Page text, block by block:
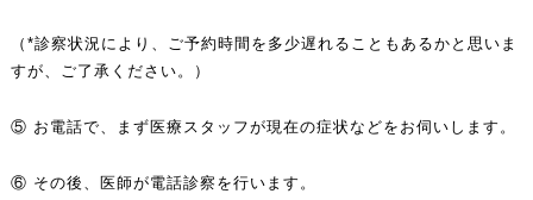
（*診察状況により、ご予約時間を多少遅れることもあるかと思いま
すが、ご了承ください。）
⑤ お電話で、まず医療スタッフが現在の症状などをお伺いします。
⑥ その後、医師が電話診察を行います。